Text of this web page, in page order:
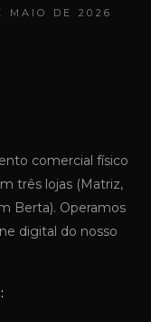
MAIO DE 2026
comercial físico
três lojas (Matriz,
Berta). Operamos
digital do nosso